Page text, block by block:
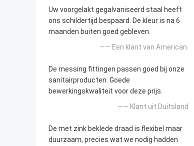
Uw voorgelakt gegalvaniseerd staal heeft
ons schildertijd bespaard. De kleur is na 6
maanden buiten goed gebleven.
—— Een klant van American.
De messing fittingen passen goed bij onze
sanitairproducten. Goede
bewerkingskwaliteit voor deze prijs.
—— Klant uit Duitsland
De met zink beklede draad is flexibel maar
duurzaam, precies wat we nodig hadden